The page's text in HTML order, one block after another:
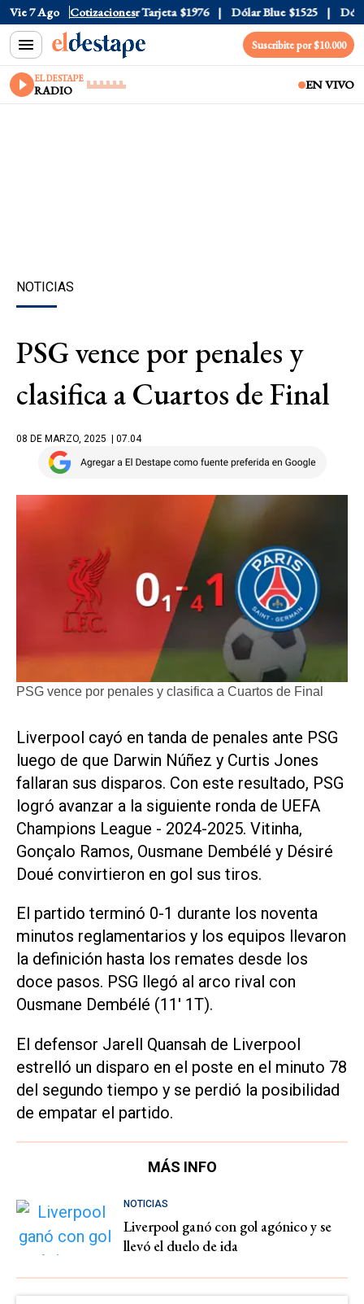
Vie 7 Ago Cotizaciones
Oficial $1520 Dólar Tarjeta $1976 Dólar Blue $1525 Dólar
Suscribite por $10.000
EL DESTAPE
RADIO EN VIVO
NOTICIAS
PSG vence por penales y
clasifica a Cuartos de Final
08 DE MARZO, 2025 | 07.04
PSG vence por penales y clasifica a Cuartos de Final
Liverpool cayó en tanda de penales ante PSG
luego de que Darwin Núñez y Curtis Jones
fallaran sus disparos. Con este resultado, PSG
logró avanzar a la siguiente ronda de UEFA
Champions League - 2024-2025. Vitinha,
Gonçalo Ramos, Ousmane Dembélé y Désiré
Doué convirtieron en gol sus tiros.
El partido terminó 0-1 durante los noventa
minutos reglamentarios y los equipos llevaron
la definición hasta los remates desde los
doce pasos. PSG llegó al arco rival con
Ousmane Dembélé (11' 1T).
El defensor Jarell Quansah de Liverpool
estrelló un disparo en el poste en el minuto 78
del segundo tiempo y se perdió la posibilidad
de empatar el partido.
MÁS INFO
NOTICIAS
Liverpool ganó con gol agónico y se
llevó el duelo de ida